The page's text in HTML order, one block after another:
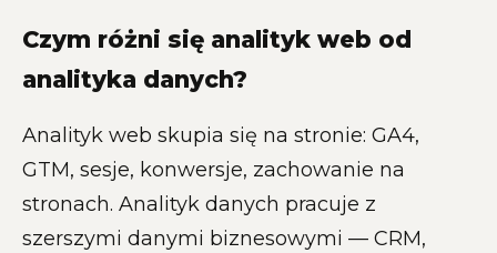
Czym różni się analityk web od
analityka danych?
Analityk web skupia się na stronie: GA4,
GTM, sesje, konwersje, zachowanie na
stronach. Analityk danych pracuje z
szerszymi danymi biznesowymi — CRM,